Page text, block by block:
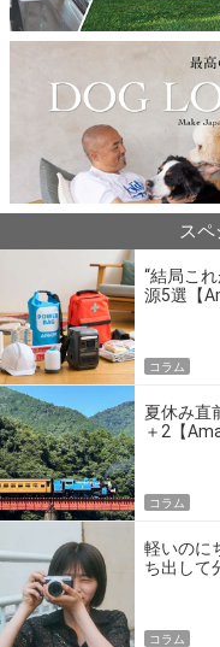
スペ
“結局こ
源5選【
コラム
夏休み直
＋2【
コラム
軽いのに
ち出して
コラム